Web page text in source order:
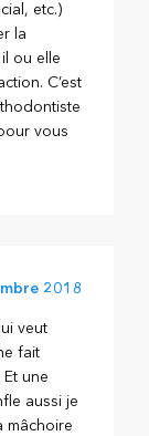
etc.)
la
ou elle
C’est
vous
2018
veut
fait
une
aussi je
mâchoire